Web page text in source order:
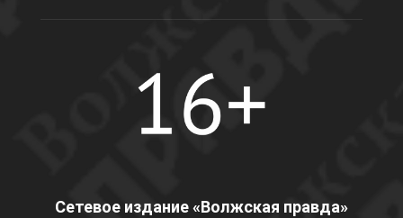
Сетевое издание «Волжская правда»